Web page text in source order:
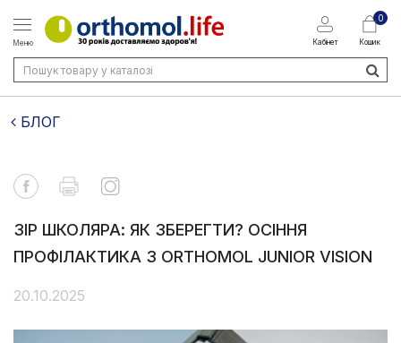
Меню Кабінет
0
Кошик
БЛОГ
ЗІР ШКОЛЯРА: ЯК ЗБЕРЕГТИ? ОСІННЯ
ПРОФІЛАКТИКА З ORTHOMOL JUNIOR VISION
20.10.2025